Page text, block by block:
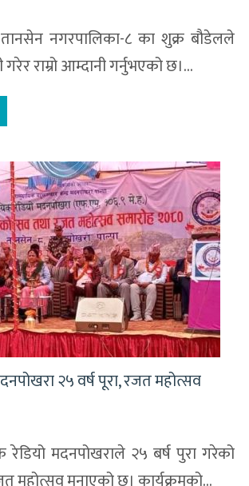
तानसेन नगरपालिका-८ का शुक्र बौडेलले
राम्रो आम्दानी गर्नुभएको छ।…
२५ वर्ष पूरा, रजत महोत्सव
रेडियो मदनपोखराले २५ बर्ष पुरा गरेको